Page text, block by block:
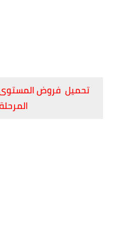
تحميل فروض